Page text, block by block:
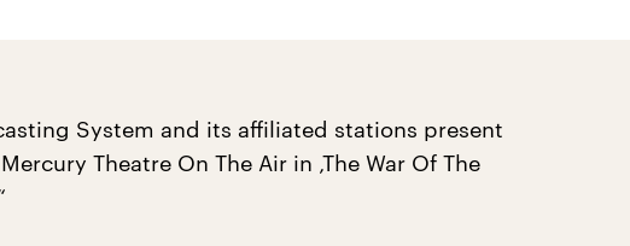
System and its affiliated stations present
Theatre On The Air in ‚The War Of The